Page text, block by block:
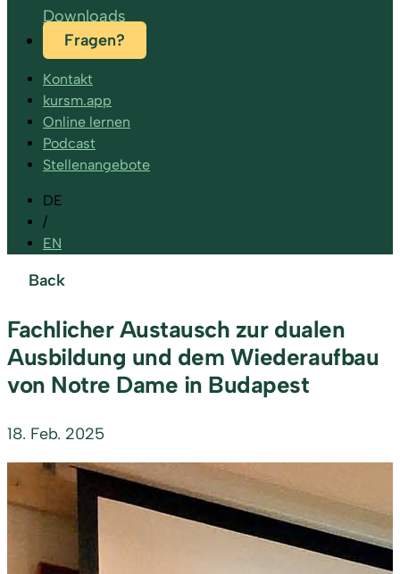
Downloads
Fragen?
Kontakt
kursm.app
Online lernen
Podcast
Stellenangebote
DE
/
EN
Back
Fachlicher Austausch zur dualen
Ausbildung und dem Wiederaufbau
von Notre Dame in Budapest
18. Feb. 2025